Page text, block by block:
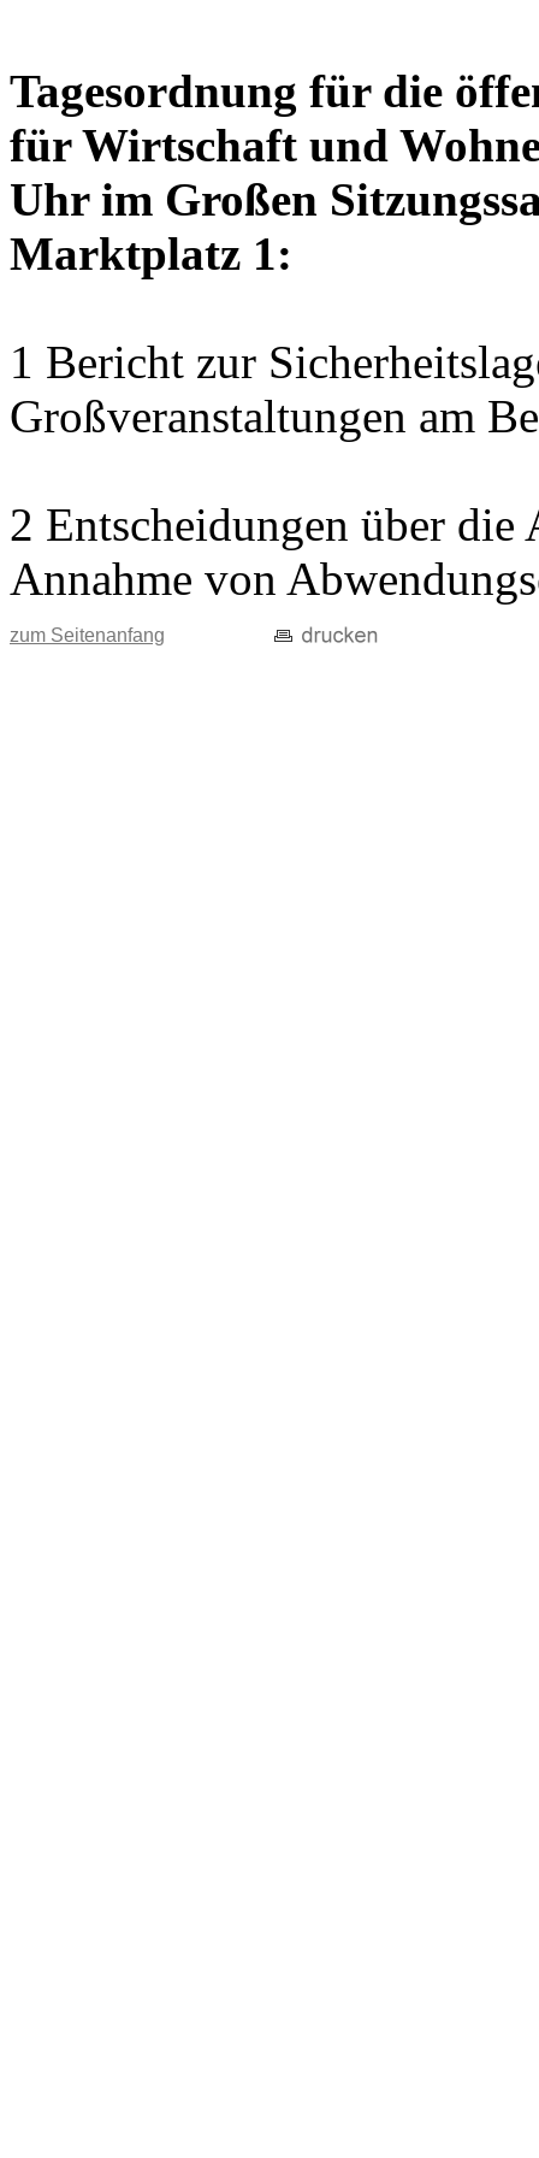
Tagesordnung für die
für Wirtschaft und
Uhr im Großen
Marktplatz 1:
1 Bericht zur
Großveranstaltungen am
2 Entscheidungen über
Annahme von
zum Seitenanfang